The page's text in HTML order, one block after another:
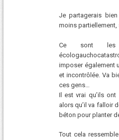
Je partagerais
moins
Ce sont les
imposer également
et incontrôlée. Va
ces gens…
Il est vrai qu’ils ont
alors qu’il va falloir
béton pour planter
Tout cela